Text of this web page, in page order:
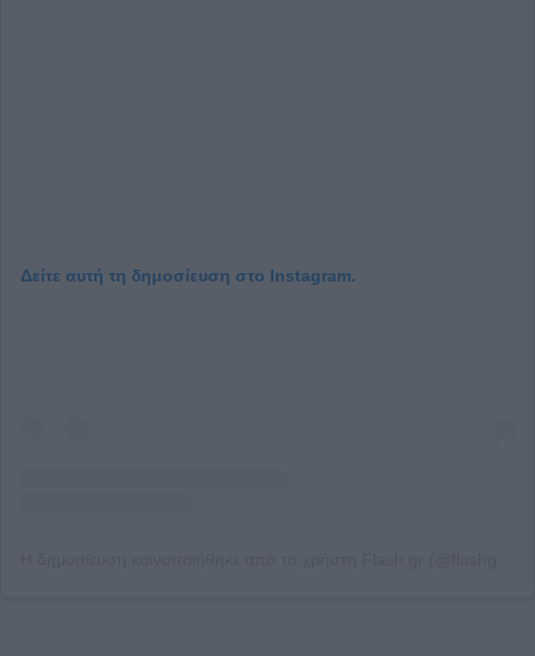
Δείτε αυτή τη δημοσίευση στο Instagram.